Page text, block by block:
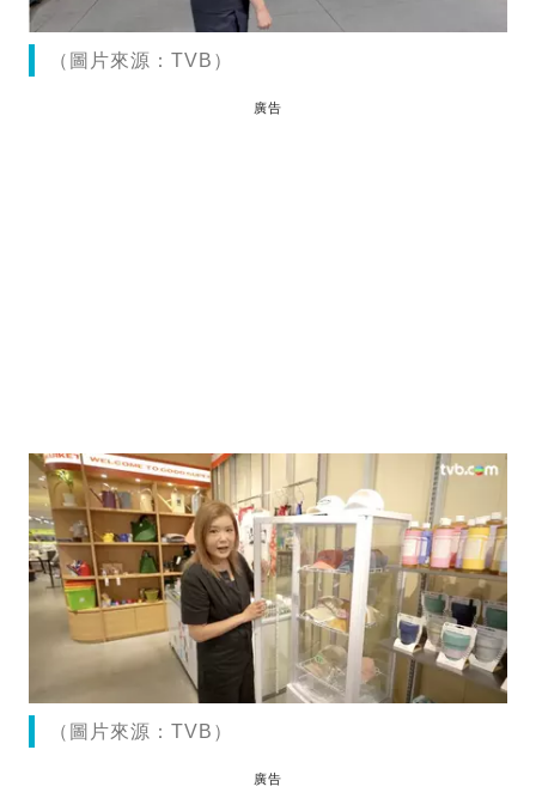
（圖片來源：TVB）
廣告
（圖片來源：TVB）
廣告